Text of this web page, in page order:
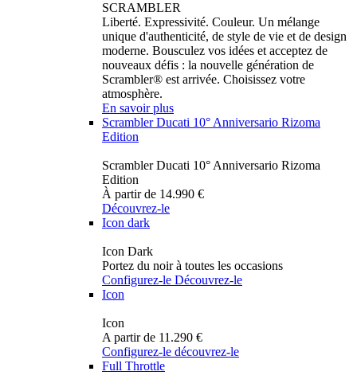
SCRAMBLER
Liberté. Expressivité. Couleur. Un mélange
unique d'authenticité, de style de vie et de design
moderne. Bousculez vos idées et acceptez de
nouveaux défis : la nouvelle génération de
Scrambler® est arrivée. Choisissez votre
atmosphère.
En savoir plus
Scrambler Ducati 10° Anniversario Rizoma
Edition
Scrambler Ducati 10° Anniversario Rizoma
Edition
À partir de 14.990 €
Découvrez-le
Icon dark
Icon Dark
Portez du noir à toutes les occasions
Configurez-le Découvrez-le
Icon
Icon
A partir de 11.290 €
Configurez-le découvrez-le
Full Throttle